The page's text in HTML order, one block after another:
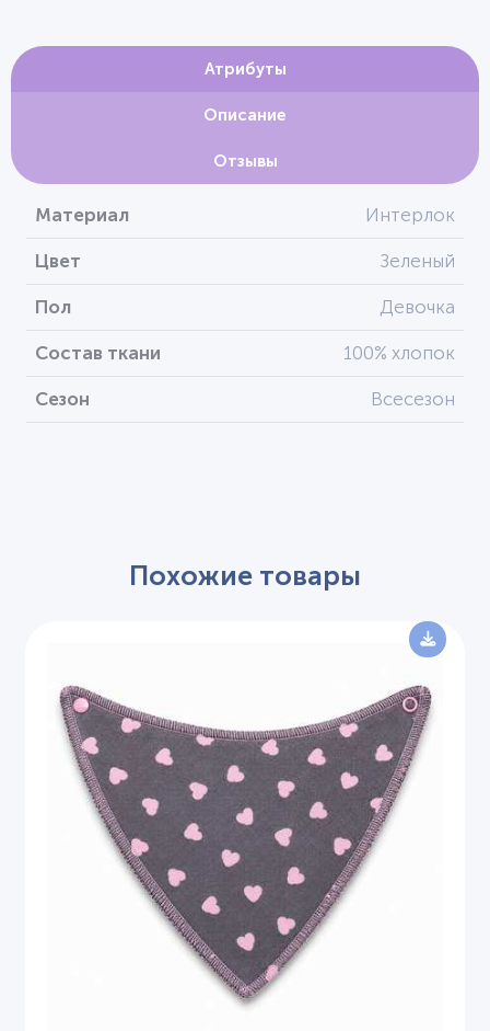
Атрибуты
Описание
Отзывы
Материал Интерлок
Цвет Зеленый
Пол Девочка
Состав ткани 100% хлопок
Сезон Всесезон
Похожие товары